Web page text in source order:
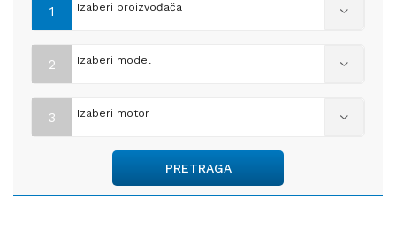
1 Izaberi proizvođača
2 Izaberi model
3 Izaberi motor
PRETRAGA